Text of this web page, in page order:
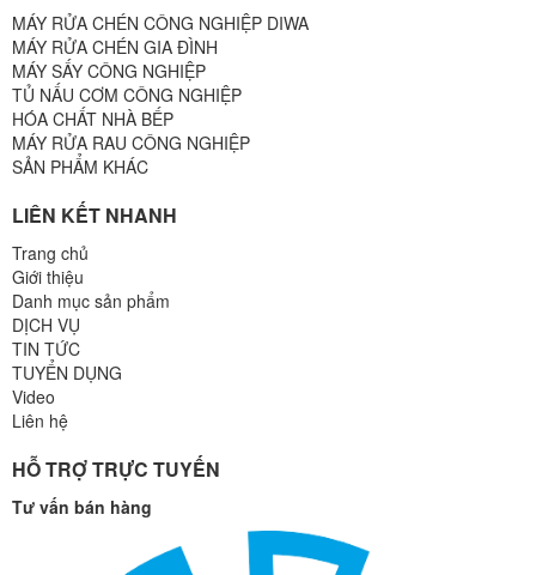
MÁY RỬA CHÉN CÔNG NGHIỆP DIWA
MÁY RỬA CHÉN GIA ĐÌNH
MÁY SẤY CÔNG NGHIỆP
TỦ NẤU CƠM CÔNG NGHIỆP
HÓA CHẤT NHÀ BẾP
MÁY RỬA RAU CÔNG NGHIỆP
SẢN PHẨM KHÁC
LIÊN KẾT NHANH
Trang chủ
Giới thiệu
Danh mục sản phẩm
DỊCH VỤ
TIN TỨC
TUYỂN DỤNG
Video
Liên hệ
HỖ TRỢ TRỰC TUYẾN
Tư vấn bán hàng